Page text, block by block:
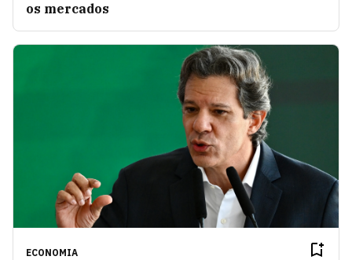
os mercados
ECONOMIA